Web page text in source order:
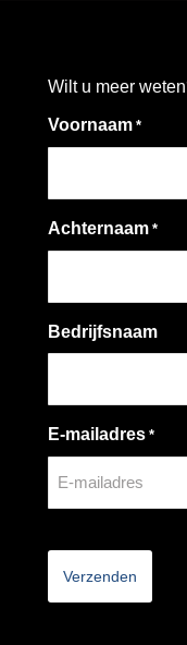
Wilt u meer
Voornaam *
Achternaam *
Bedrijfsnaam
E-mailadres *